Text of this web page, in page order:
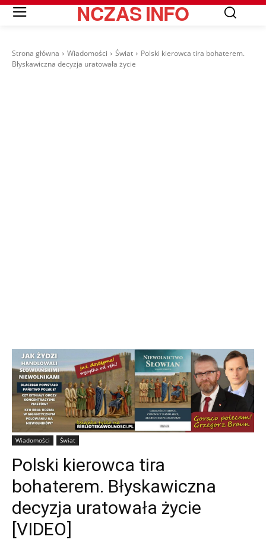
NCZASINFO
Strona główna Wiadomości Świat
Polski kierowca tira bohaterem.
Błyskawiczna decyzja uratowała życie
Wiadomości Świat
Polski kierowca tira
bohaterem. Błyskawiczna
decyzja uratowała życie
[VIDEO]